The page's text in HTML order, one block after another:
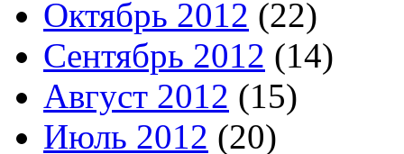
Октябрь 2012 (22)
Сентябрь 2012 (14)
Август 2012 (15)
Июль 2012 (20)